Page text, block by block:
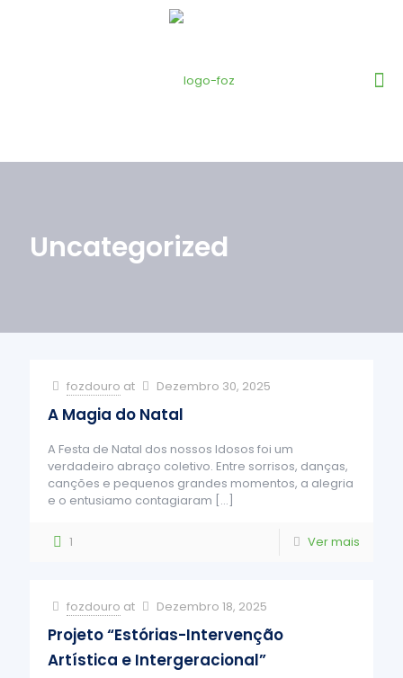
Uncategorized
fozdouro at Dezembro 30, 2025
A Magia do Natal
A Festa de Natal dos nossos Idosos foi um
verdadeiro abraço coletivo. Entre sorrisos, danças,
canções e pequenos grandes momentos, a alegria
e o entusiamo contagiaram […]
1 Ver mais
fozdouro at Dezembro 18, 2025
Projeto “Estórias-Intervenção
Artística e Intergeracional”